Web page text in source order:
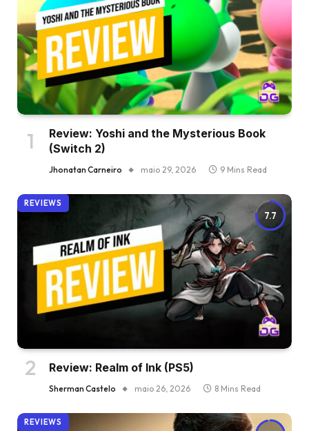
Review: Yoshi and the Mysterious Book
(Switch 2)
Jhonatan Carneiro maio 29, 2026 9 Mins Read
7.7
REVIEWS
Review: Realm of Ink (PS5)
Sherman Castelo maio 26, 2026 8 Mins Read
REVIEWS